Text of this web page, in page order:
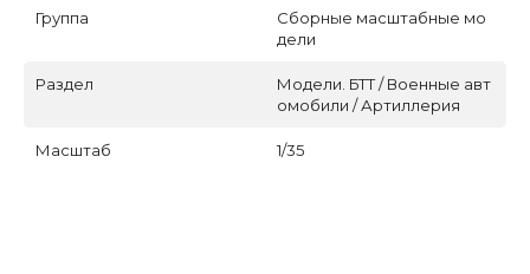
Группа
Сборные масштабные мо
дели
Раздел
Модели. БТТ / Военные авт
омобили / Артиллерия
Масштаб 1/35